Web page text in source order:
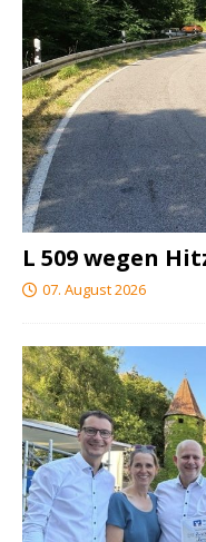
L 509 wegen
07. August 2026